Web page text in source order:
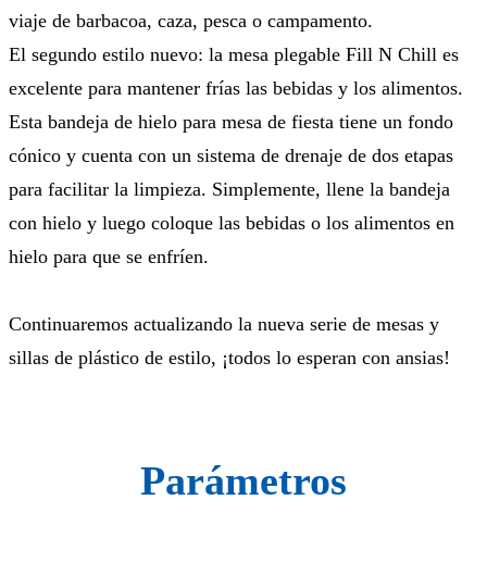
viaje de barbacoa, caza, pesca o campamento.
El segundo estilo nuevo: la mesa plegable Fill N Chill es
excelente para mantener frías las bebidas y los alimentos.
Esta bandeja de hielo para mesa de fiesta tiene un fondo
cónico y cuenta con un sistema de drenaje de dos etapas
para facilitar la limpieza. Simplemente, llene la bandeja
con hielo y luego coloque las bebidas o los alimentos en
hielo para que se enfríen.
Continuaremos actualizando la nueva serie de mesas y
sillas de plástico de estilo, ¡todos lo esperan con ansias!
Parámetros